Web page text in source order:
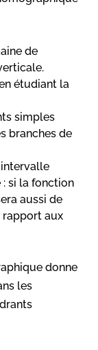
de
étudiant la
simples
branches de
: si la fonction
aussi de
rapport aux
donne
les